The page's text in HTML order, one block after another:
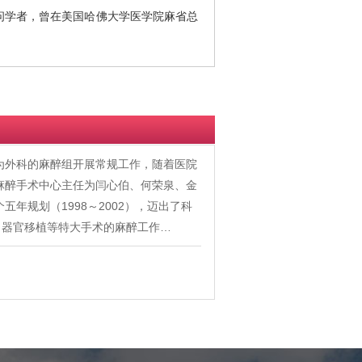
者，曾在美国哈佛大学医学院麻省总
科的麻醉组开展常规工作，随着医院
手术中心主任为闫心伯、何荣泉、金
年规划（1998～2002），迈出了科
官移植等特大手术的麻醉工作…